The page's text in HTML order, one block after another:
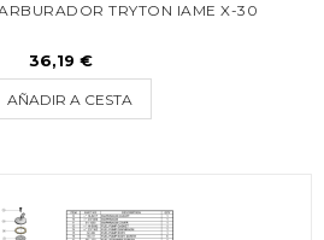
TRYTON IAME X-30
36,19 €
AÑADIR A CESTA